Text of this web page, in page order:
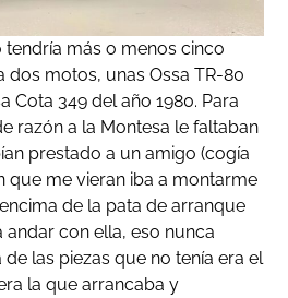
más o menos cinco
dos motos, unas Ossa TR-80
Cota 349 del año 1980. Para
razón a la Montesa le faltaban
prestado a un amigo (cogía
que me vieran iba a montarme
de la pata de arranque
con ella, eso nunca
las piezas que no tenía era el
la que arrancaba y